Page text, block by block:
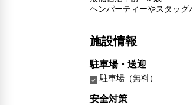
ヘンパーティーやスタッグ
施設情報
駐車場・送迎
駐車場（無料）
安全対策